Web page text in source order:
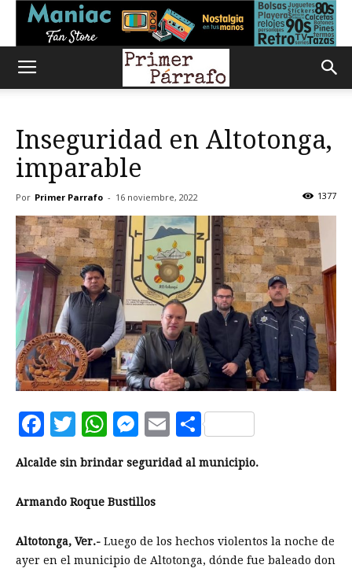
Inseguridad en Altotonga,
imparable
Por Primer Parrafo - 16 noviembre, 2022 1377
Facebook
Twitter
WhatsApp
Messenger
EmailCompartir
Alcalde sin brindar seguridad al municipio.
Armando Roque Bustillos
Altotonga, Ver.- Luego de los hechos violentos la noche de
ayer en el municipio de Altotonga, dónde fue baleado don